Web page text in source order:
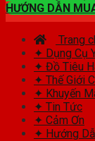
HƯỚNG DẪN
Trang
✦ Dụng Cụ
✦ Đồ Tiêu
✦ Thế Giới
✦ Khuyến
✦ Tin Tức
✦ Cảm Ơn
✦ Hướng